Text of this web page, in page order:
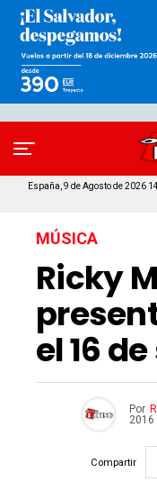
España, 9 de Agosto de 2026
MÚSICA
Ricky
el 16
Por
2016
Compartir